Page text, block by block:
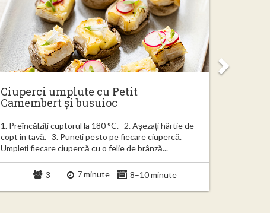
Ciuperci umplute cu Petit
Camembert și busuioc
1. Preîncălziți cuptorul la 180 °C. 2. Așezați hârtie de
copt în tavă. 3. Puneți pesto pe fiecare ciupercă.
Umpleți fiecare ciupercă cu o felie de brânză...
3 7 minute 8–10 minute